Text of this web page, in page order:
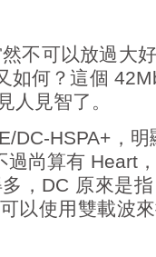
不可以放過大
如何？這個
人見智了。
DC-HSPA+，
過尚算有 Heart
，DC 原來是
以使用雙載波